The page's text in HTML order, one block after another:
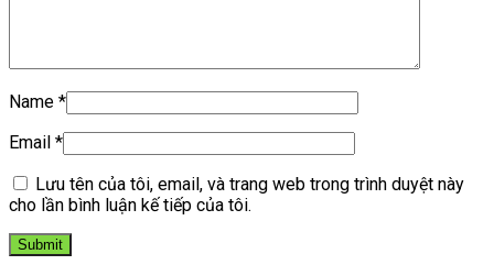
Name *
Email *
Lưu tên của tôi, email, và trang web trong trình duyệt này
cho lần bình luận kế tiếp của tôi.